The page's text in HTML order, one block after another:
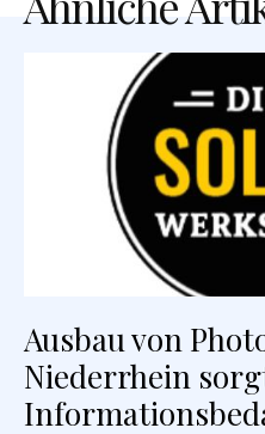
Ausbau von
Niederrhein